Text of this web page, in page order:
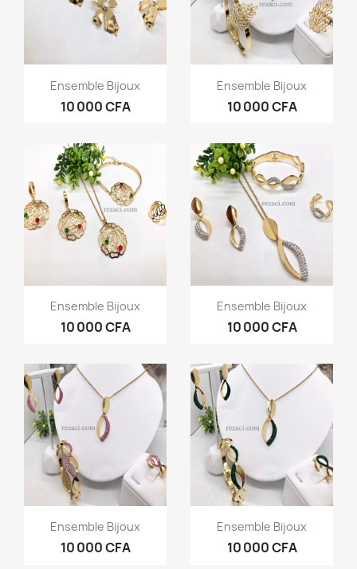
Aperçu rapide
Ensemble Bijoux
10 000 CFA
Aperçu rapide
Ensemble Bijoux
10 000 CFA
Aperçu rapide
Ensemble Bijoux
10 000 CFA
Aperçu rapide
Ensemble Bijoux
10 000 CFA
Aperçu rapide
Ensemble Bijoux
10 000 CFA
Aperçu rapide
Ensemble Bijoux
10 000 CFA